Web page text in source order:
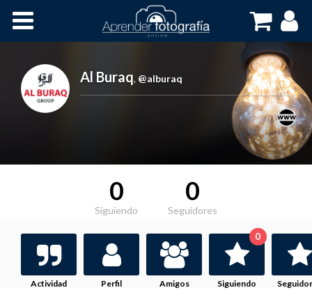
Cursos OnLine
Al Buraq, @alburaq
0
Siguiendo
0
Seguidores
Actividad Perfil Amigos Siguiendo
0